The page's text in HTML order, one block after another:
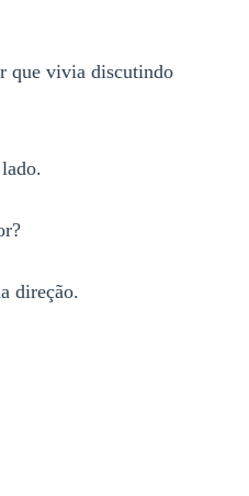
que vivia discutindo
direção.